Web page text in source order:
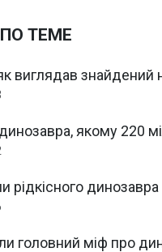
ТЕМЕ
виглядав знайдений
якому 220
рідкісного динозавра
головний міф про